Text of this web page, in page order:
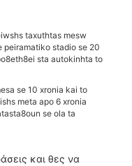
taxuthtas mesw
peiramatiko stadio se 20
sta autokinhta to
se 10 xronia kai to
meta apo 6 xronia
se ola ta
και θες να